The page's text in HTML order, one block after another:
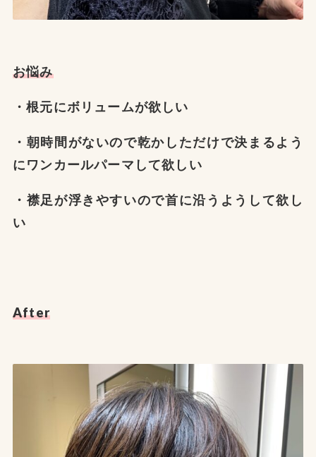
お悩み
・根元にボリュームが欲しい
・朝時間がないので乾かしただけで決まるよう
にワンカールパーマして欲しい
・襟足が浮きやすいので首に沿うようして欲し
い
After